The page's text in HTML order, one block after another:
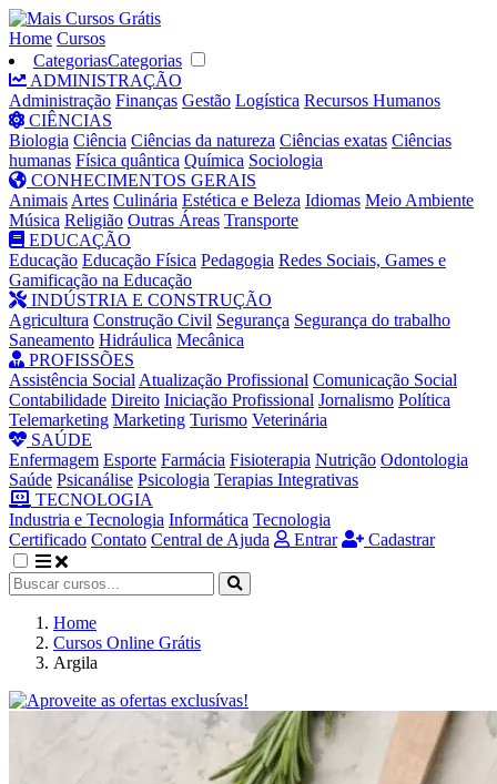
Home Cursos
CategoriasCategorias
ADMINISTRAÇÃO
Administração Finanças Gestão Logística Recursos Humanos
CIÊNCIAS
Biologia Ciência Ciências da natureza Ciências exatas Ciências
humanas Física quântica Química Sociologia
CONHECIMENTOS GERAIS
Animais Artes Culinária Estética e Beleza Idiomas Meio Ambiente
Música Religião Outras Áreas Transporte
EDUCAÇÃO
Educação Educação Física Pedagogia Redes Sociais, Games e
Gamificação na Educação
INDÚSTRIA E CONSTRUÇÃO
Agricultura Construção Civil Segurança Segurança do trabalho
Saneamento Hidráulica Mecânica
PROFISSÕES
Assistência Social Atualização Profissional Comunicação Social
Contabilidade Direito Iniciação Profissional Jornalismo Política
Telemarketing Marketing Turismo Veterinária
SAÚDE
Enfermagem Esporte Farmácia Fisioterapia Nutrição Odontologia
Saúde Psicanálise Psicologia Terapias Integrativas
TECNOLOGIA
Industria e Tecnologia Informática Tecnologia
Certificado Contato Central de Ajuda Entrar Cadastrar
Home
Cursos Online Grátis
Argila